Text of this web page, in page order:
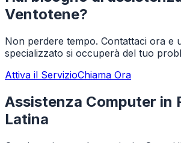
Ventotene?
Non perdere tempo. Contattaci ora e
specializzato si occuperà del tuo
Attiva il ServizioChiama Ora
Assistenza Computer in
Latina